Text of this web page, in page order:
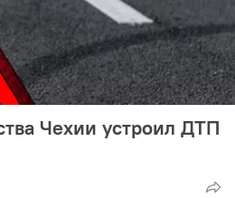
Чехии устроил ДТП